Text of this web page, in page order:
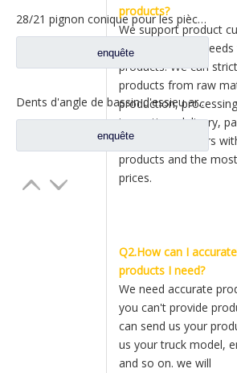
28/21 pignon conique pour les pièces de rechange A3463502939 du nord de camion de Benz Beiben
enquête
Dents d'angle de bassin d'essieu arrière pour pièces de rechange AZ9981320157 de camion de Sinotruk Howo AC16
enquête
products?
We support product
meet customer needs
products. We can
products from raw
production,
inspection, delivery,
provide customers
products and the
prices.
Q2.How can I
products I need?
We need accurate
you can't provide
can send us your
us your truck model,
and so on. we will